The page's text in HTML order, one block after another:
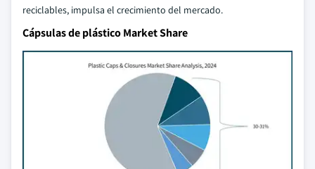
reciclables, impulsa el crecimiento del mercado.
Cápsulas de plástico Market Share